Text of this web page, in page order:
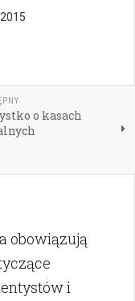
o kasach
obowiązują
i